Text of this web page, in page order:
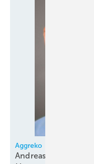
Aggreko
Andreas Essmann